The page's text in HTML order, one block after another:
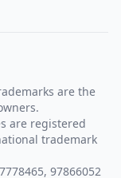
are the
are registered
trademark
97866052